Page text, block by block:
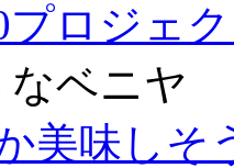
プロジェ
ベニヤ
美味しそ